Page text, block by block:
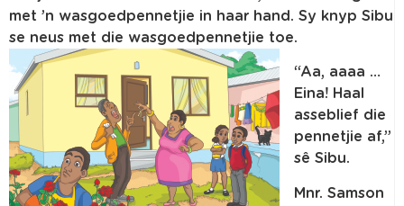
met ’n wasgoedpennetjie in haar hand. Sy knyp Sibu
se neus met die wasgoedpennetjie toe.
“Aa, aaaa …
Eina! Haal
asseblief die
pennetjie af,”
sê Sibu.
Mnr. Samson